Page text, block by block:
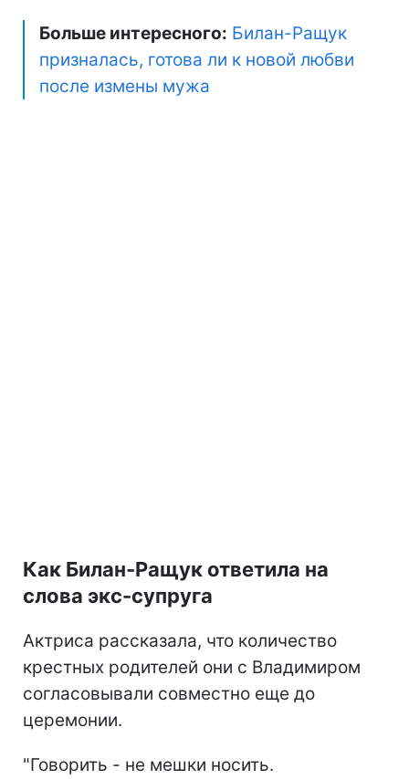
Больше интересного: Билан-Ращук
призналась, готова ли к новой любви
после измены мужа
Как Билан-Ращук ответила на
слова экс-супруга
Актриса рассказала, что количество
крестных родителей они с Владимиром
согласовывали совместно еще до
церемонии.
"Говорить - не мешки носить.